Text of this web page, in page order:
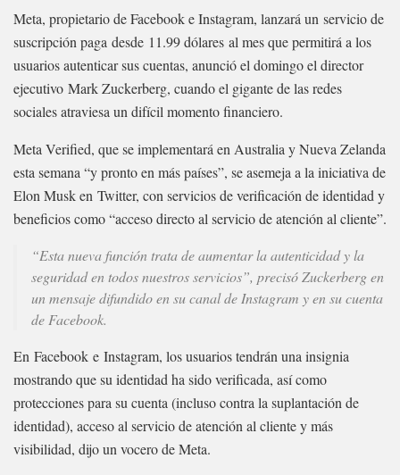
Meta, propietario de Facebook e Instagram, lanzará un servicio de
suscripción paga desde 11.99 dólares al mes que permitirá a los
usuarios autenticar sus cuentas, anunció el domingo el director
ejecutivo Mark Zuckerberg, cuando el gigante de las redes
sociales atraviesa un difícil momento financiero.
Meta Verified, que se implementará en Australia y Nueva Zelanda
esta semana “y pronto en más países”, se asemeja a la iniciativa de
Elon Musk en Twitter, con servicios de verificación de identidad y
beneficios como “acceso directo al servicio de atención al cliente”.
“Esta nueva función trata de aumentar la autenticidad y la
seguridad en todos nuestros servicios”, precisó Zuckerberg en
un mensaje difundido en su canal de Instagram y en su cuenta
de Facebook.
En Facebook e Instagram, los usuarios tendrán una insignia
mostrando que su identidad ha sido verificada, así como
protecciones para su cuenta (incluso contra la suplantación de
identidad), acceso al servicio de atención al cliente y más
visibilidad, dijo un vocero de Meta.